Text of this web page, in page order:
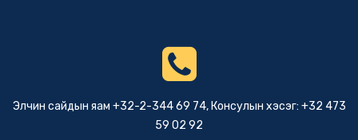
Элчин сайдын яам +32-2-344 69 74, Консулын хэсэг: +32 473
59 02 92